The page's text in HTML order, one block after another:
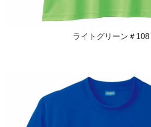
ライトグリーン＃108